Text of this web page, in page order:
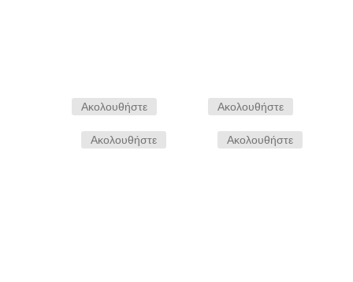
Ακολουθήστε Ακολουθήστε
Ακολουθήστε Ακολουθήστε